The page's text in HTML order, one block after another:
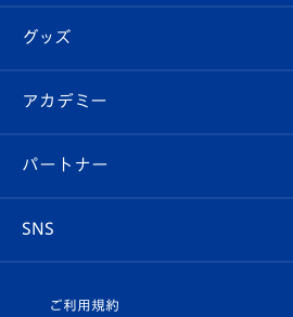
チケット
イベント
メディア
ホームタウン
スタッフプロフィール
マスコット紹介
はじめての観戦ガイド
Revive Team
ヴィヴィくんの長崎おもてなしガイド
フォトギャラリー
スタジアムグルメ
チケット
V-LOVERS（ファンクラブ）
プレイヤーズスイート
グッズ
オンラインショップ
店舗情報
アカデミー
育成からのお知らせ
U-18
パートナー
SNS
ご利用規約